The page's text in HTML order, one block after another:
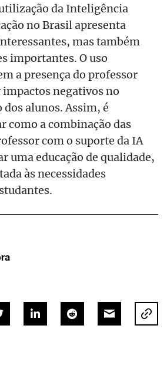
da Inteligência
no Brasil apresenta
mas também
importantes. O uso
a presença do professor
negativos no
alunos. Assim, é
como a combinação das
com o suporte da IA
uma educação de qualidade,
às necessidades